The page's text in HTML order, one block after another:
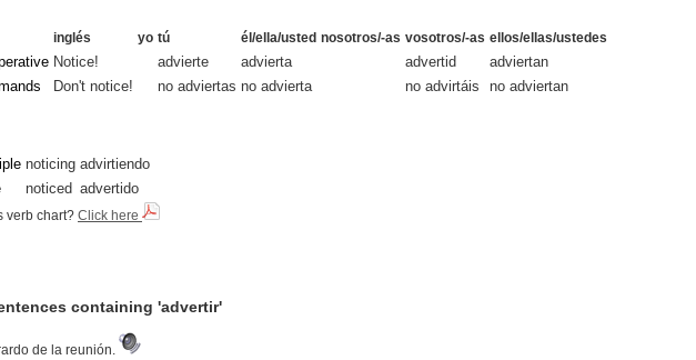
inglés yo tú él/ella/usted nosotros/-as vosotros/-as ellos/ellas/ustedes
Notice! advierte advierta advertid
adviertan
Don't notice! no adviertas no advierta no advirtáis no adviertan
noticing advirtiendo
noticed advertido
verb chart? Click here
containing 'advertir'
de la reunión.